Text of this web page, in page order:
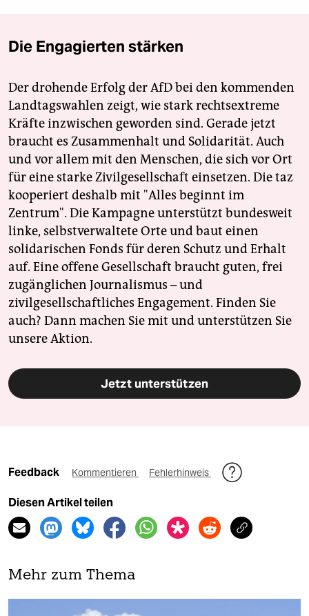
Die Engagierten stärken
Der drohende Erfolg der AfD bei den kommenden
Landtagswahlen zeigt, wie stark rechtsextreme
Kräfte inzwischen geworden sind. Gerade jetzt
braucht es Zusammenhalt und Solidarität. Auch
und vor allem mit den Menschen, die sich vor Ort
für eine starke Zivilgesellschaft einsetzen. Die taz
kooperiert deshalb mit "Alles beginnt im
Zentrum". Die Kampagne unterstützt bundesweit
linke, selbstverwaltete Orte und baut einen
solidarischen Fonds für deren Schutz und Erhalt
auf. Eine offene Gesellschaft braucht guten, frei
zugänglichen Journalismus – und
zivilgesellschaftliches Engagement. Finden Sie
auch? Dann machen Sie mit und unterstützen Sie
unsere Aktion.
Jetzt unterstützen
Feedback Kommentieren Fehlerhinweis
Diesen Artikel teilen
Mehr zum Thema